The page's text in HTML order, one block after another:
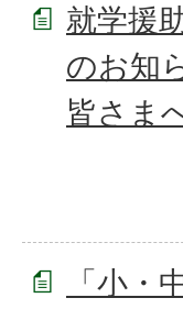
就学援
のお知
皆さま
「小・